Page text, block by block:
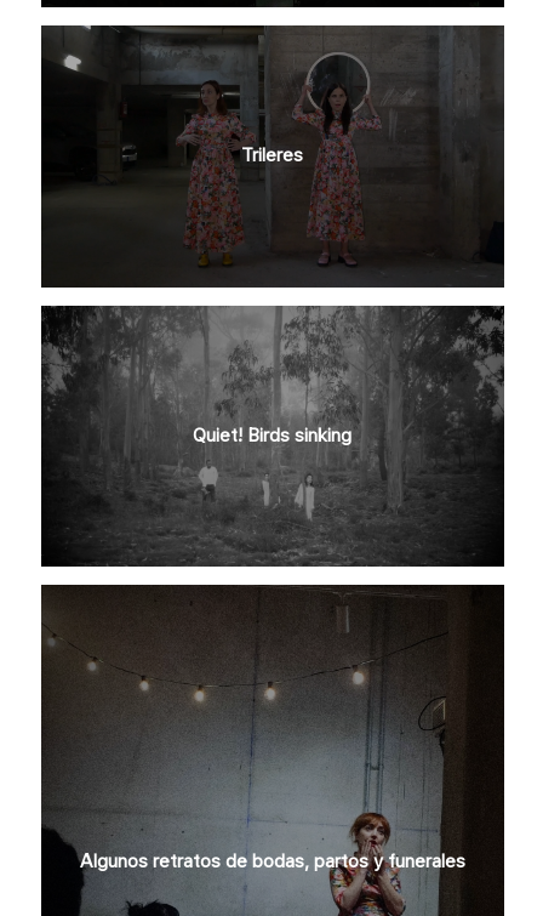
Trileres
Quiet! Birds sinking
Algunos retratos de bodas, partos y funerales